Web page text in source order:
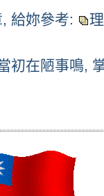
給妳參考:
初在陋事鳴,